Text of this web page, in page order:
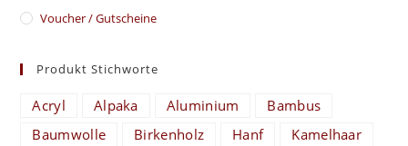
Voucher / Gutscheine
Produkt Stichworte
Acryl Alpaka Aluminium
Bambus
Baumwolle
Birkenholz Hanf
Kamelhaar